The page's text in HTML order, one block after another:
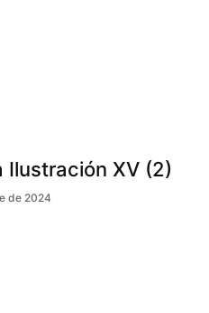
Ilustración XV (2)
de 2024